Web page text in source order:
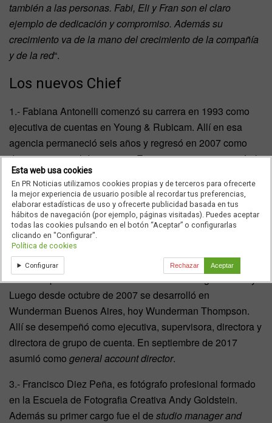
también a las personas. Fabi, Eli y Fran son el claro
ejemplo de dedicación y compromiso. Además su
crecimiento va de la mano del crecimiento de la compañía
y de la red“.
Los nuevos Chief
1.- Fabiana Antonelli comenzó su carrera en 1993 como
ejecutiva de cuentas en Young & Rubicam. Allí en esa
agencia permaneció seis años y regresó en 2007 como
directora general de cuentas. Entre 2010 y 2012 ejerció el
mismo cargo en Euro RSCG. Además entre 2013 y 2016,
en Draft FCB. Finalmente llegó a Wunderman Buenos
Aires ―hoy, Wunderman Thompson― en enero de 2016.
2.- Eliana Kaplan se formó en publicidad en la Universidad
de Ciencias Empresariales y Sociales. Además realizó
posgrados en el WPP Maestro Program y en el IAE. Su
recorrido profesional arrancó en 2003 en Bridger Conway.
Luego desde octubre de 2007 se desarrolló en
Wunderman Buenos Aires, hoy Wunderman Thompson.
Allí se desempeñó como ejecutiva, supervisora, directora y
directora de grupo de cuenta. En septiembre de 2017
asumió como general account director.
3.- Francisco Diez Peña, es fotógrafo profesional formado
en la Escuela de Fotografia Creativa Andy Goldstein.
Además su primer cargo fue el de studio manager and
Esta web usa cookies
En PR Noticias utilizamos cookies propias y de terceros para ofrecerte
la mejor experiencia de usuario posible al recordar tus preferencias,
elaborar estadísticas de uso y ofrecerte publicidad basada en tus
hábitos de navegación (por ejemplo, páginas visitadas). Puedes aceptar
todas las cookies pulsando en el botón “Aceptar” o configurarlas
clicando en "Configurar".
Política de cookies
Configurar Rechazar Aceptar